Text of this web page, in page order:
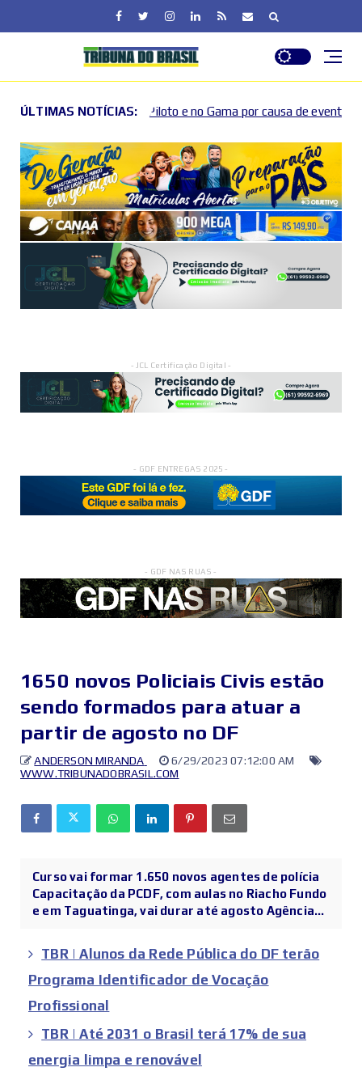
ÚLTIMAS NOTÍCIAS:
e no Gama por causa de eventos esportivos e culturais
- JCL Certificação Digital -
- GDF ENTREGAS 2025 -
- GDF NAS RUAS -
1650 novos Policiais Civis estão
sendo formados para atuar a
partir de agosto no DF
ANDERSON MIRANDA
6/29/2023 07:12:00 AM
WWW.TRIBUNADOBRASIL.COM
Curso vai formar 1.650 novos agentes de polícia
Capacitação da PCDF, com aulas no Riacho Fundo
e em Taguatinga, vai durar até agosto Agência...
TBR | Alunos da Rede Pública do DF terão
Programa Identificador de Vocação
Profissional
TBR | Até 2031 o Brasil terá 17% de sua
energia limpa e renovável